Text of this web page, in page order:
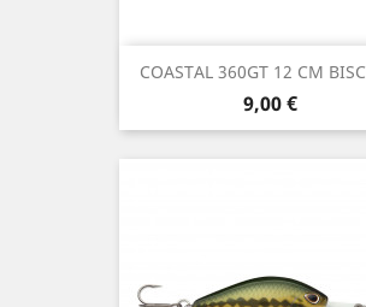
COASTAL 360GT 12 CM
Precio
9,00 €